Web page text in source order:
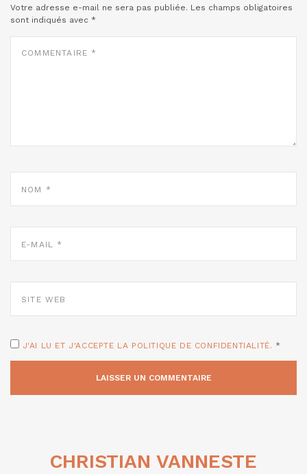
Votre adresse e-mail ne sera pas publiée. Les champs obligatoires
sont indiqués avec *
MAIL
WEB
J'AI LU ET J'ACCEPTE LA POLITIQUE DE CONFIDENTIALITÉ. *
CHRISTIAN VANNESTE